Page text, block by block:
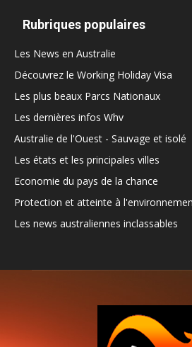
Rubriques populaires
Les News en Australie
Découvrez le Working Holiday Visa
Les plus beaux Parcs Nationaux
Les dernières infos Whv
Australie de l'Ouest - Sauvage et isolé
Les états et les principales villes
Economie du pays de la chance
Protection et atteinte à
Les news australiennes inclassables